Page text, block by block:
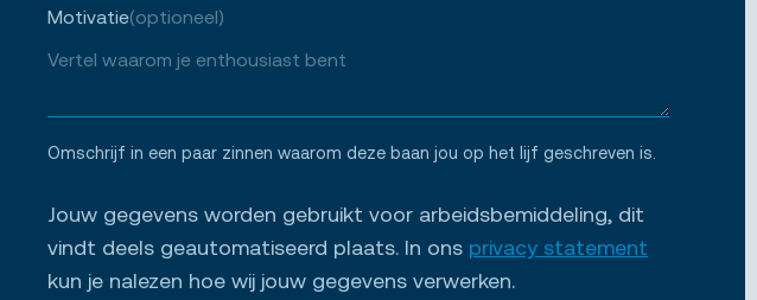
Motivatie(optioneel)
Omschrijf in een paar zinnen waarom deze baan jou op het lijf geschreven is.
Jouw gegevens worden gebruikt voor arbeidsbemiddeling, dit
vindt deels geautomatiseerd plaats. In ons privacy statement
kun je nalezen hoe wij jouw gegevens verwerken.